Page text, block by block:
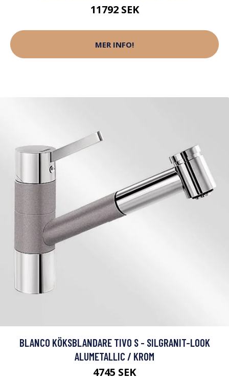
11792 SEK
MER INFO!
BLANCO KÖKSBLANDARE TIVO S - SILGRANIT-LOOK
ALUMETALLIC / KROM
4745 SEK